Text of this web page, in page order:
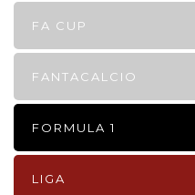
FA CUP
FANTACALCIO
FORMULA 1
LIGA